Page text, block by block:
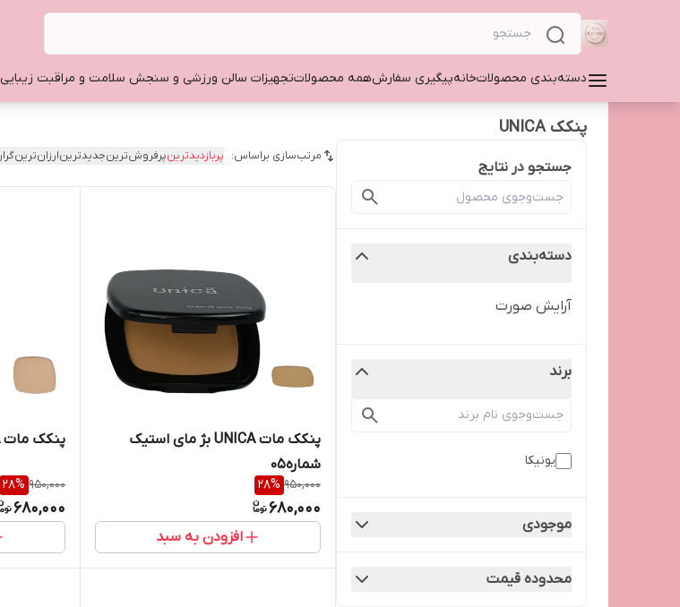
دسته‌بندی محصولاتخانهپیگیری سفارشهمه محصولاتتجهیزات سالن ورزشی و سنجش سلامت و مراقبت
پنکک UNICA
جستجو در نتایج
دسته‌بندی
آرایش صورت
برند
یونیکا
موجودی
محدوده قیمت
مرتب‌سازی براساس: پربازدیدترینپرفروش‌ترینجدیدترینارزان‌ترین
پنکک مات UNICA بژ مای استیک
شماره05
950,000
28%
680,000
افزودن به سبد
پنکک مات UNICA بژ گرم شماره 04
950,000
28%
680,000